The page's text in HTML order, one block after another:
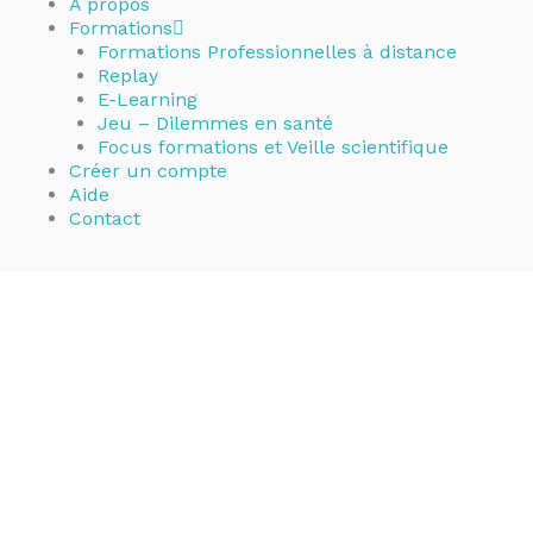
Formations
Formations Professionnelles à distance
Replay
E-Learning
Jeu – Dilemmes en santé
Focus formations et Veille scientifique
Créer un compte
Aide
Contact